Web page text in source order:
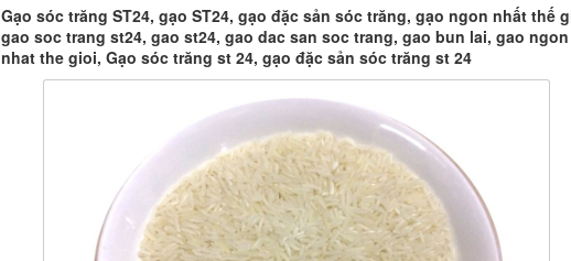
Gạo sóc trăng ST24, gạo ST24, gạo đặc sản sóc trăng, gạo ngon nhất thế
gao soc trang st24, gao st24, gao dac san soc trang, gao bun lai, gao ngon
nhat the gioi, Gạo sóc trăng st 24, gạo đặc sản sóc trăng st 24